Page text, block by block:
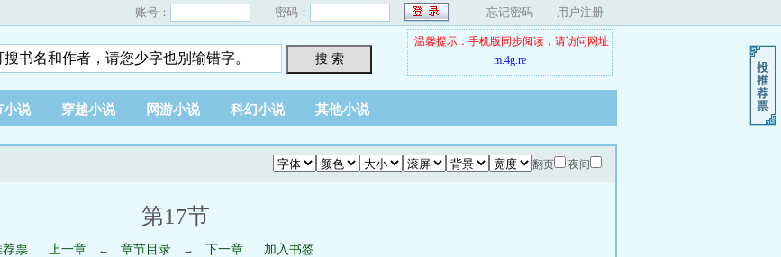
账号： 密码： 忘记密码 用户注册
搜 索
温馨提示：手机版同步阅读，请访问网址
m.4g.re
小说 穿越小说 网游小说 科幻小说 其他小说
翻页 夜间
第17节
荐票 上一章 ← 章节目录 → 下一章 加入书签